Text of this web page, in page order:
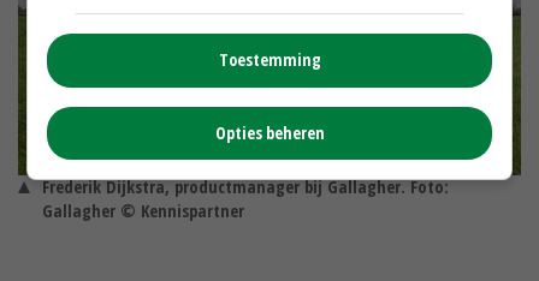
Frederik Dijkstra, productmanager bij Gallagher. Foto:
Gallagher © Kennispartner
Toestemming
Opties beheren